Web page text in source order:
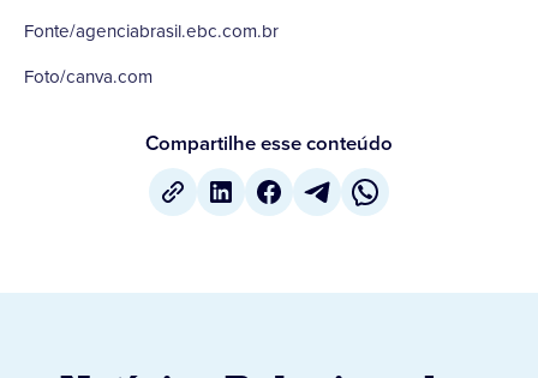
Fonte/agenciabrasil.ebc.com.br
Foto/canva.com
Compartilhe esse conteúdo